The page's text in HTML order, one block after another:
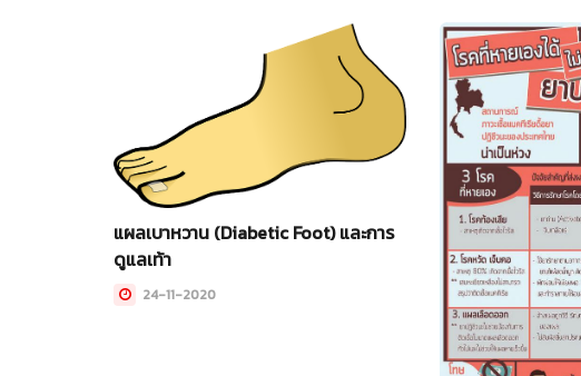
แผลเบาหวาน (Diabetic Foot) และการ
ดูแลเท้า
24-11-2020